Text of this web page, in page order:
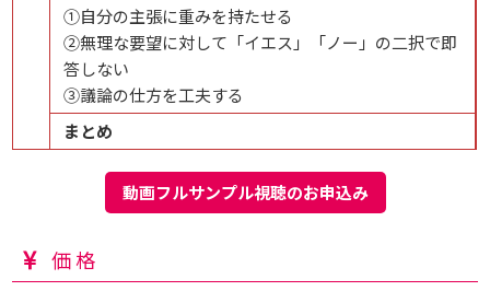
①自分の主張に重みを持たせる
②無理な要望に対して「イエス」「ノー」の二択で即
答しない
③議論の仕方を工夫する
まとめ
動画フルサンプル視聴のお申込み
価格